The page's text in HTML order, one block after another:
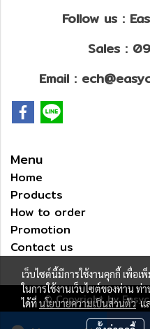
Follow us :
Sales :
Email :
Menu
Home
Products
How to order
Promotion
Contact us
© Copyright by
ผู้เข้าชมวั
เว็บไซต์นี้มีการใช้งานคุกกี้ เพื่อ
ในการใช้งานเว็บไซต์ของท่าน ท่
ได้ที่นโยบายความเป็นส่วนตัวแ